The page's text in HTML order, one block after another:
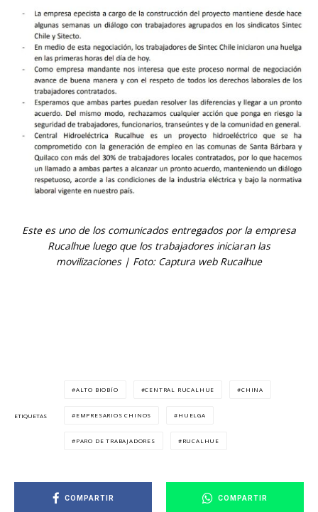
Este es uno de los comunicados entregados por la empresa
Rucalhue luego que los trabajadores iniciaran las
movilizaciones | Foto: Captura web Rucalhue
ETIQUETAS
ALTO BIOBÍO CENTRAL RUCALHUE CHINA
EMPRESARIOS CHINOS HUELGA
PARO DE TRABAJADORES RUCALHUE
COMPARTIR COMPARTIR